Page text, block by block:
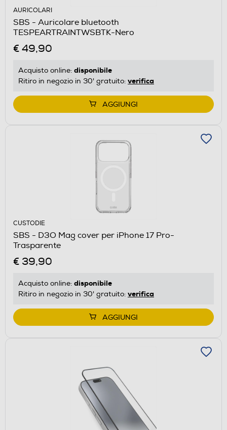
AURICOLARI
SBS - Auricolare bluetooth
TESPEARTRAINTWSBTK-Nero
€ 49,90
Acquisto online: disponibile
Ritiro in negozio in 30' gratuito: verifica
AGGIUNGI
CUSTODIE
SBS - D3O Mag cover per iPhone 17 Pro-
Trasparente
€ 39,90
Acquisto online: disponibile
Ritiro in negozio in 30' gratuito: verifica
AGGIUNGI